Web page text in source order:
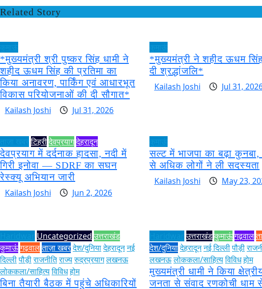
Related Story
*मुख्यमंत्री श्री पुष्कर सिंह धामी ने
शहीद ऊधम सिंह की प्रतिमा का
किया अनावरण, पार्किंग एवं आधारभूत
विकास परियोजनाओं की दी सौगात*
Kailash Joshi
Jul 31, 2026
कुमाऊं
*मुख्यमंत्री ने शहीद ऊधम
दी श्रद्धांजलि*
Kailash Joshi
Jul 31,
टिहरीदेवप्रयागदेहरादून
देवप्रयाग में दर्दनाक हादसा, नदी में
गिरी इनोवा — SDRF का सघन
रेस्क्यू अभियान जारी
Kailash Joshi
Jun 2, 2026
कुमाऊं
सल्ट में भाजपा का बढ़ा कुनबा,
से अधिक लोगों ने ली सदस्यता
Kailash Joshi
May 23,
Uncategorized उत्तराखंड
कुमाऊंगढ़वालताज़ा खबरदेश/दुनियादेहरादूननई
दिल्लीपौड़ीराजनीतिराज्यरुद्रप्रयागलखनऊ
लोककला/साहित्यविविधहोम
बिना तैयारी बैठक में पहुंचे अधिकारियों
उत्तराखंडकुमाऊंगढ़वाल
देश/दुनियादेहरादूननई दिल्लीपौड़ी
लखनऊलोककला/साहित्यविविधहोम
मुख्यमंत्री धामी ने किया
जनता से संवाद रणकोची धाम